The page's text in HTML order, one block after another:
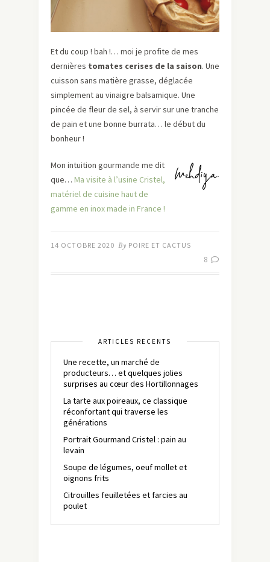
Et du coup ! bah !… moi je profite de mes
dernières tomates cerises de la saison. Une
cuisson sans matière grasse, déglacée
simplement au vinaigre balsamique. Une
pincée de fleur de sel, à servir sur une tranche
de pain et une bonne burrata… le début du
bonheur !
Mon intuition gourmande me dit
que… Ma visite à l’usine Cristel,
matériel de cuisine haut de
gamme en inox made in France !
14 OCTOBRE 2020 By POIRE ET CACTUS
8
ARTICLES RÉCENTS
Une recette, un marché de
producteurs… et quelques jolies
surprises au cœur des Hortillonnages
La tarte aux poireaux, ce classique
réconfortant qui traverse les
générations
Portrait Gourmand Cristel : pain au
levain
Soupe de légumes, oeuf mollet et
oignons frits
Citrouilles feuilletées et farcies au
poulet